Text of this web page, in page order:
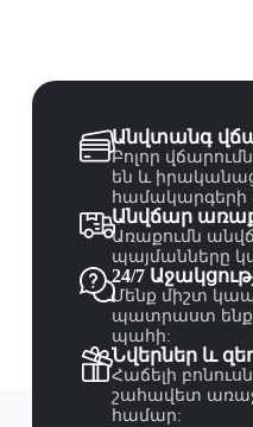
Անվտանգ
Բոլոր
են և
համակարգերի
Անվճար
Առաքումն
պայմանները
24/7
Մենք միշտ
պատրաստ ենք
պահի:
Նվերներ և
Հաճելի
շահավետ
համար: